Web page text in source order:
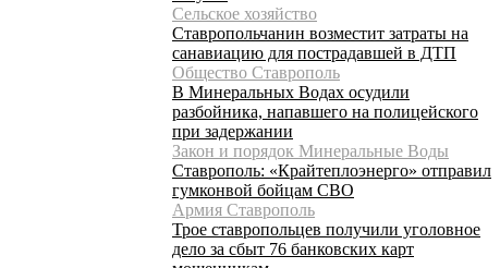
Сельское хозяйство
Ставропольчанин возместит затраты на
санавиацию для пострадавшей в ДТП
Общество Ставрополь
В Минеральных Водах осудили
разбойника, напавшего на полицейского
при задержании
Закон и порядок Минеральные Воды
Ставрополь: «Крайтеплоэнерго» отправил
гумконвой бойцам СВО
Армия Ставрополь
Трое ставропольцев получили уголовное
дело за сбыт 76 банковских карт